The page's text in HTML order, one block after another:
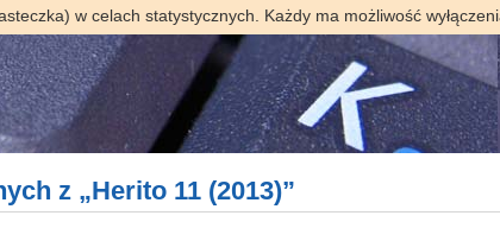
w celach statystycznych. Każdy ma możliwość
z „Herito 11 (2013)”